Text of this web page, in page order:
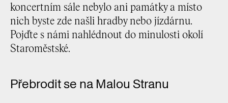
koncertním sále nebylo ani památky a místo
nich byste zde našli hradby nebo jízdárnu.
Pojďte s námi nahlédnout do minulosti okolí
Staroměstské.
Přebrodit se na Malou Stranu